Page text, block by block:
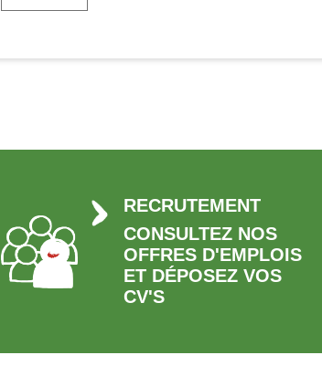
RECRUTEMENT
CONSULTEZ NOS
OFFRES D'EMPLOIS
ET DÉPOSEZ VOS
CV'S